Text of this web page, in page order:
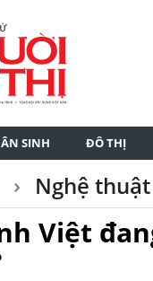
SINH ĐÔ THỊ
Nghệ
Việt